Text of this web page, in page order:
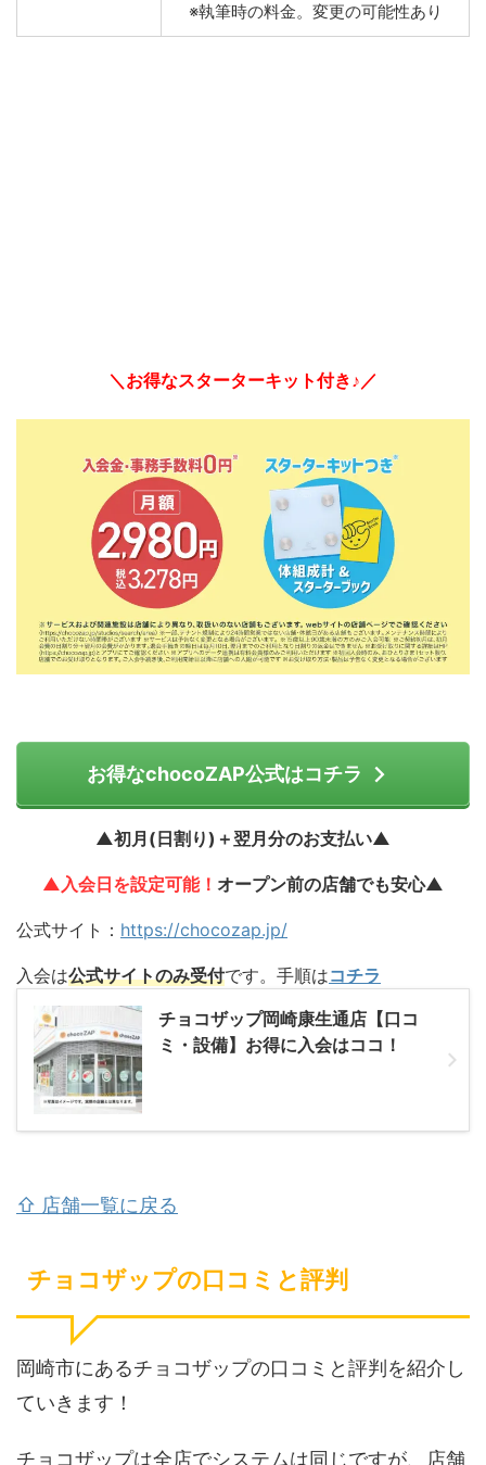
※執筆時の料金。変更の可能性あり
＼お得なスターターキット付き♪／
お得なchocoZAP公式はコチラ
▲初月(日割り)＋翌月分のお支払い▲
▲入会日を設定可能！ オープン前の店舗でも安心▲
公式サイト： https://chocozap.jp/
入会は公式サイトのみ受付です。手順はコチラ
チョコザップ岡崎康生通店【口コ
ミ・設備】お得に入会はココ！
⇧ 店舗一覧に戻る
チョコザップの口コミと評判
岡崎市にあるチョコザップの口コミと評判を紹介し
ていきます！
チョコザップは全店でシステムは同じですが、店舗